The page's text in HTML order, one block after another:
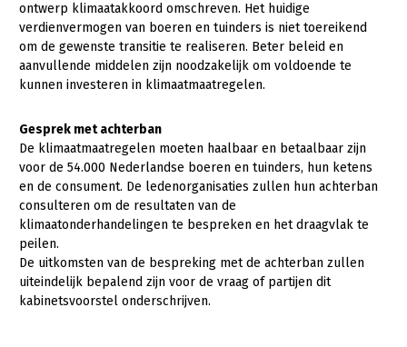
ontwerp klimaatakkoord omschreven. Het huidige
verdienvermogen van boeren en tuinders is niet toereikend
om de gewenste transitie te realiseren. Beter beleid en
aanvullende middelen zijn noodzakelijk om voldoende te
kunnen investeren in klimaatmaatregelen.
Gesprek met achterban
De klimaatmaatregelen moeten haalbaar en betaalbaar zijn
voor de 54.000 Nederlandse boeren en tuinders, hun ketens
en de consument. De ledenorganisaties zullen hun achterban
consulteren om de resultaten van de
klimaatonderhandelingen te bespreken en het draagvlak te
peilen.
De uitkomsten van de bespreking met de achterban zullen
uiteindelijk bepalend zijn voor de vraag of partijen dit
kabinetsvoorstel onderschrijven.